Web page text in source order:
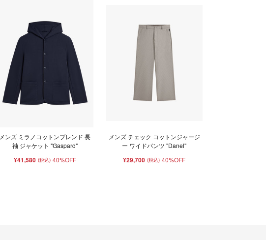
メンズ ミラノコットンブレンド 長
袖 ジャケット "Gaspard"
¥41,580 (税込) 40%OFF
メンズ チェック コットンジャージ
ー ワイドパンツ "Danel"
¥29,700 (税込) 40%OFF